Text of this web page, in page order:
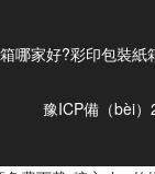
哪家好?彩印包裝
豫ICP備（bèi